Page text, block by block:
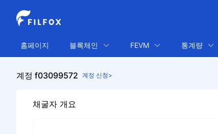
홈페이지 블록체인 FEVM 통계량
계정 f03099572 계정 신청>
채굴자 개요